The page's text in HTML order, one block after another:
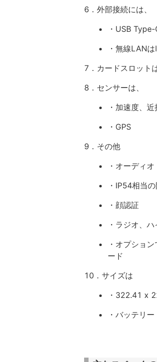
6．外部接続には、
・USB Type-
・無線LAN
7．カードスロット
8．センサーは、
・加速度、
・GPS
9．その他
・オーディ
・IP54相当
・顔認証
・ラジオ、
・オプショ
ード
10．サイズは
・322.41 x
・バッテリ